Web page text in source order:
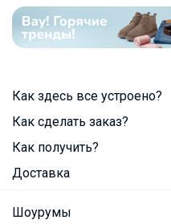
Как здесь все устроено?
Как сделать заказ?
Как получить?
Доставка
Шоурумы